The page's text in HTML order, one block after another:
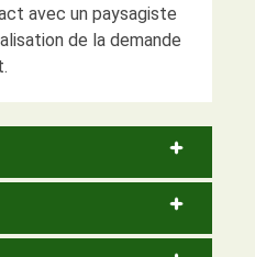
avec un paysagiste
de la demande